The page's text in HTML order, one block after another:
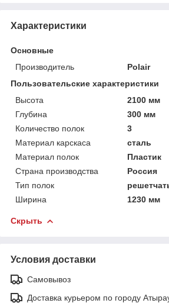
Характеристики
Основные
Производитель
Polair
Пользовательские характеристики
Высота
2100 мм
Глубина
300 мм
Количество полок
3
Материал карскаса
сталь
Материал полок
Пластик
Страна производства
Россия
Тип полок
Ширина
1230 мм
Скрыть
Условия доставки
Самовывоз
Доставка курьером по городу